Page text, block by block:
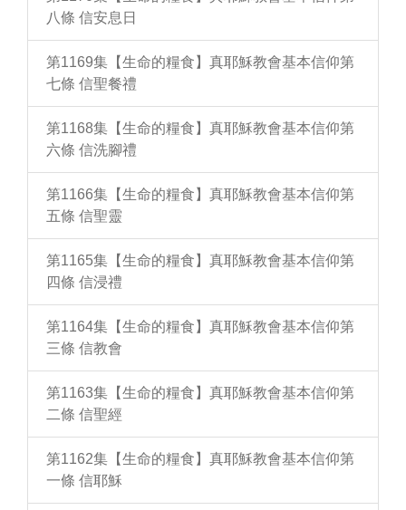
八條 信安息日
第1169集【生命的糧食】真耶穌教會基本信仰第
七條 信聖餐禮
第1168集【生命的糧食】真耶穌教會基本信仰第
六條 信洗腳禮
第1166集【生命的糧食】真耶穌教會基本信仰第
五條 信聖靈
第1165集【生命的糧食】真耶穌教會基本信仰第
四條 信浸禮
第1164集【生命的糧食】真耶穌教會基本信仰第
三條 信教會
第1163集【生命的糧食】真耶穌教會基本信仰第
二條 信聖經
第1162集【生命的糧食】真耶穌教會基本信仰第
一條 信耶穌